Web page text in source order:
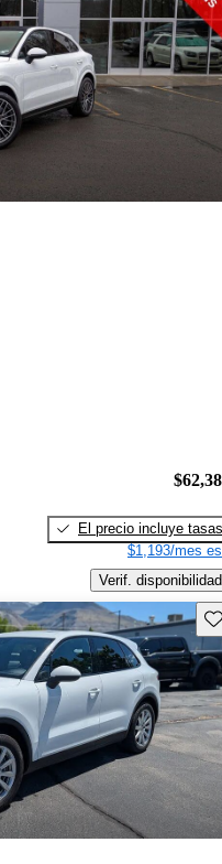
El precio incluye tasas
$1,193/mes
Verif. disponibilidad